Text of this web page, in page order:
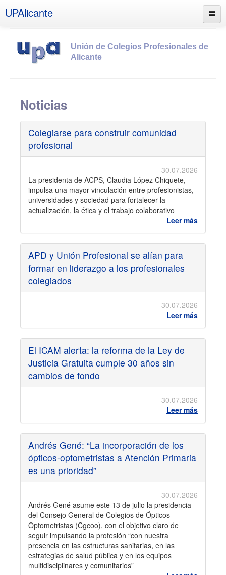
UPAlicante
Unión de Colegios Profesionales de
Alicante
Información
Socios
Estatutos
Documentos
UPSANA
PROA
Noticias
Colegiarse para construir comunidad
profesional
30.07.2026
La presidenta de ACPS, Claudia López Chiquete,
impulsa una mayor vinculación entre profesionistas,
universidades y sociedad para fortalecer la
actualización, la ética y el trabajo colaborativo
Leer más
APD y Unión Profesional se alían para
formar en liderazgo a los profesionales
colegiados
30.07.2026
Leer más
El ICAM alerta: la reforma de la Ley de
Justicia Gratuita cumple 30 años sin
cambios de fondo
30.07.2026
Leer más
Andrés Gené: “La incorporación de los
ópticos-optometristas a Atención Primaria
es una prioridad”
30.07.2026
Andrés Gené asume este 13 de julio la presidencia
del Consejo General de Colegios de Ópticos-
Optometristas (Cgcoo), con el objetivo claro de
seguir impulsando la profesión “con nuestra
presencia en las estructuras sanitarias, en las
estrategias de salud pública y en los equipos
multidisciplinares y comunitarios”